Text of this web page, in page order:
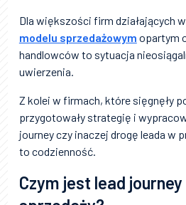
Dla większości firm działających
modelu sprzedażowym opartym
handlowców to sytuacja
uwierzenia.
Z kolei w firmach, które sięgnęły
przygotowały strategię i
journey czy inaczej drogę leada w
to codzienność.
Czym jest lead